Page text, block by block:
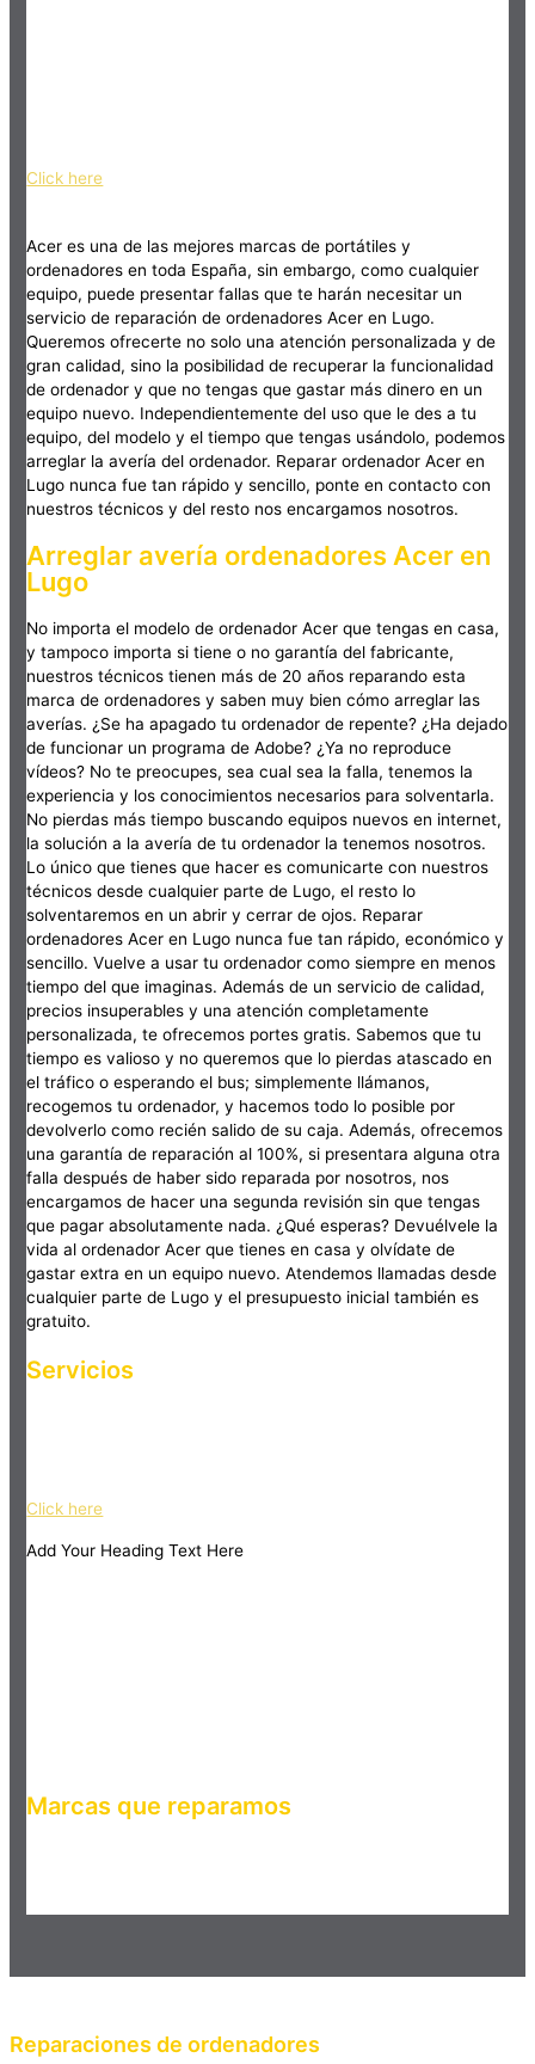
Click here
Acer es una de las mejores marcas de portátiles y
ordenadores en toda España, sin embargo, como cualquier
equipo, puede presentar fallas que te harán necesitar un
servicio de reparación de ordenadores Acer en Lugo.
Queremos ofrecerte no solo una atención personalizada y de
gran calidad, sino la posibilidad de recuperar la funcionalidad
de ordenador y que no tengas que gastar más dinero en un
equipo nuevo. Independientemente del uso que le des a tu
equipo, del modelo y el tiempo que tengas usándolo, podemos
arreglar la avería del ordenador. Reparar ordenador Acer en
Lugo nunca fue tan rápido y sencillo, ponte en contacto con
nuestros técnicos y del resto nos encargamos nosotros.
Arreglar avería ordenadores Acer en
Lugo
No importa el modelo de ordenador Acer que tengas en casa,
y tampoco importa si tiene o no garantía del fabricante,
nuestros técnicos tienen más de 20 años reparando esta
marca de ordenadores y saben muy bien cómo arreglar las
averías. ¿Se ha apagado tu ordenador de repente? ¿Ha dejado
de funcionar un programa de Adobe? ¿Ya no reproduce
vídeos? No te preocupes, sea cual sea la falla, tenemos la
experiencia y los conocimientos necesarios para solventarla.
No pierdas más tiempo buscando equipos nuevos en internet,
la solución a la avería de tu ordenador la tenemos nosotros.
Lo único que tienes que hacer es comunicarte con nuestros
técnicos desde cualquier parte de Lugo, el resto lo
solventaremos en un abrir y cerrar de ojos. Reparar
ordenadores Acer en Lugo nunca fue tan rápido, económico y
sencillo. Vuelve a usar tu ordenador como siempre en menos
tiempo del que imaginas. Además de un servicio de calidad,
precios insuperables y una atención completamente
personalizada, te ofrecemos portes gratis. Sabemos que tu
tiempo es valioso y no queremos que lo pierdas atascado en
el tráfico o esperando el bus; simplemente llámanos,
recogemos tu ordenador, y hacemos todo lo posible por
devolverlo como recién salido de su caja. Además, ofrecemos
una garantía de reparación al 100%, si presentara alguna otra
falla después de haber sido reparada por nosotros, nos
encargamos de hacer una segunda revisión sin que tengas
que pagar absolutamente nada. ¿Qué esperas? Devuélvele la
vida al ordenador Acer que tienes en casa y olvídate de
gastar extra en un equipo nuevo. Atendemos llamadas desde
cualquier parte de Lugo y el presupuesto inicial también es
gratuito.
Servicios
Click here
Add Your Heading Text Here
Marcas que reparamos
Reparaciones de ordenadores